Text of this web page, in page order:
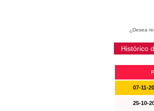
¿Desea
Histórico
07-11-
25-10-